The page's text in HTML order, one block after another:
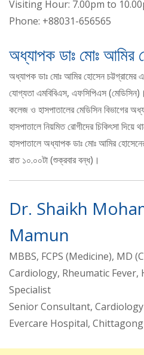
Visiting Hour: 7.00pm to
Phone: +88031-656565
অধ্যাপক ডাঃ মোঃ আমির
অধ্যাপক ডাঃ মোঃ আমির হোসেন চট্টগ্রামের
যোগ্যতা এমবিবিএস, এফসিপিএস (মেডিসিন)।
কলেজ ও হাসপাতালের মেডিসিন বিভাগের
হাসপাতালে নিয়মিত রোগীদের চিকিৎসা
হাসপাতালে অধ্যাপক ডাঃ মোঃ আমির
রাত ১০.০০টা (শুক্রবার বন্ধ)।
Dr. Shaikh
Mamun
MBBS, FCPS (Medicine), MD
Cardiology, Rheumatic
Specialist
Senior Consultant, Cardiology
Evercare Hospital, Chittagong